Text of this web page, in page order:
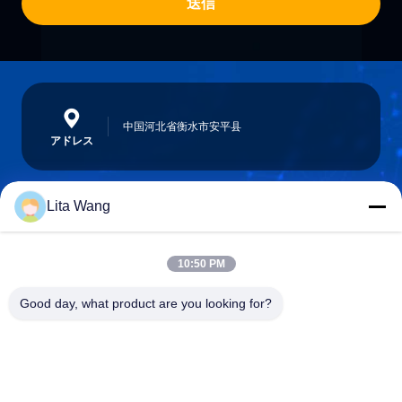
アドレス
中国河北省衡水市安平县
lita@screenmeshnet.com
Lita Wang
10:50 PM
Good day, what product are you looking for?